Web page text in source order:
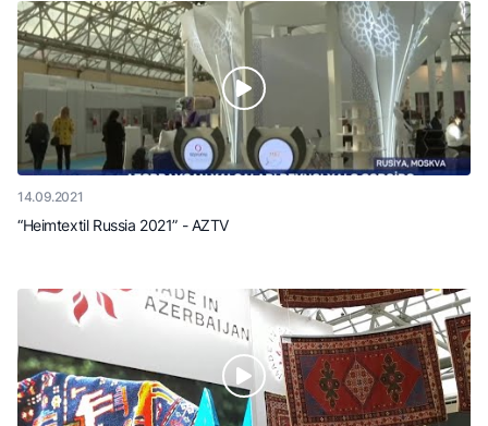
14.09.2021
“Heimtextil Russia 2021” - AZTV